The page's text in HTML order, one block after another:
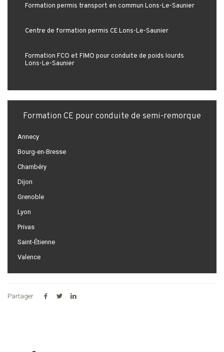
Formation permis transport en commun Lons-Le-Saunier
Centre de formation permis CE Lons-Le-Saunier
Formation FCO et FIMO pour conduite de poids lourds
Lons-Le-Saunier
Formation CE pour conduite de semi-remorque
Annecy
Bourg-en-Bresse
Chambéry
Dijon
Grenoble
Lyon
Privas
Saint-Étienne
Valence
Partager